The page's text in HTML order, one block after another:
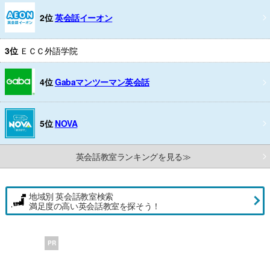
2位英会話イーオン
3位 ＥＣＣ外語学院
4位Gabaマンツーマン英会話
5位 NOVA
英会話教室ランキングを見る≫
地域別 英会話教室検索
満足度の高い英会話教室を探そう！
PR